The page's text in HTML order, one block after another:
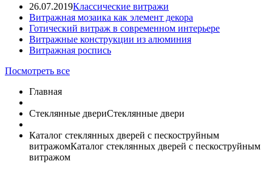
26.07.2019Классические витражи
Витражная мозаика как элемент декора
Готический витраж в современном интерьере
Витражные конструкции из алюминия
Витражная роспись
Посмотреть все
Главная
Стеклянные двериСтеклянные двери
Каталог стеклянных дверей с пескоструйным
витражомКаталог стеклянных дверей с пескоструйным
витражом